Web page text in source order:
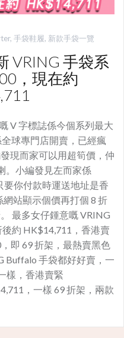
, 手袋鞋履, 新款手袋一覽
VRING 手袋系
，現在約
V 字標誌係今個系列最大
球專門店開賣，已經瘋
現而家可以用超筍價，仲
。小編發見左而家係
要你付款時運送地址是香
站顯示個價再打個 8 折
最多女仔鍾意嘅 VRING
約 HK$14,711，香港賣
即 69 折架，最熱賣黑色
Buffalo 手袋都好好賣，一
樣，香港賣緊
，一樣 69 折架，兩款